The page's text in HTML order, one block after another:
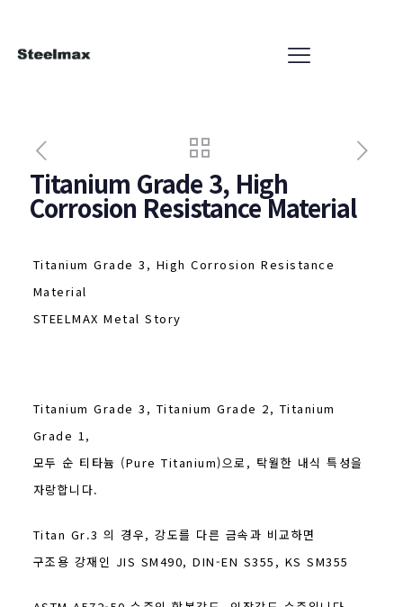
Titanium Grade 3, High
Corrosion Resistance Material
Titanium Grade 3, High Corrosion Resistance
Material
STEELMAX Metal Story
Titanium Grade 3, Titanium Grade 2, Titanium
Grade 1,
모두 순 티타늄 (Pure Titanium)으로, 탁월한 내식 특성을
자랑합니다.
Titan Gr.3 의 경우, 강도를 다른 금속과 비교하면
구조용 강재인 JIS SM490, DIN-EN S355, KS SM355